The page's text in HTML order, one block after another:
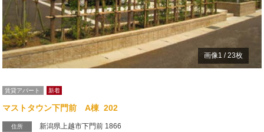
画像1 /23枚
賃貸アパート 新着
マストタウン下門前 A棟 202
住所 新潟県上越市下門前 1866